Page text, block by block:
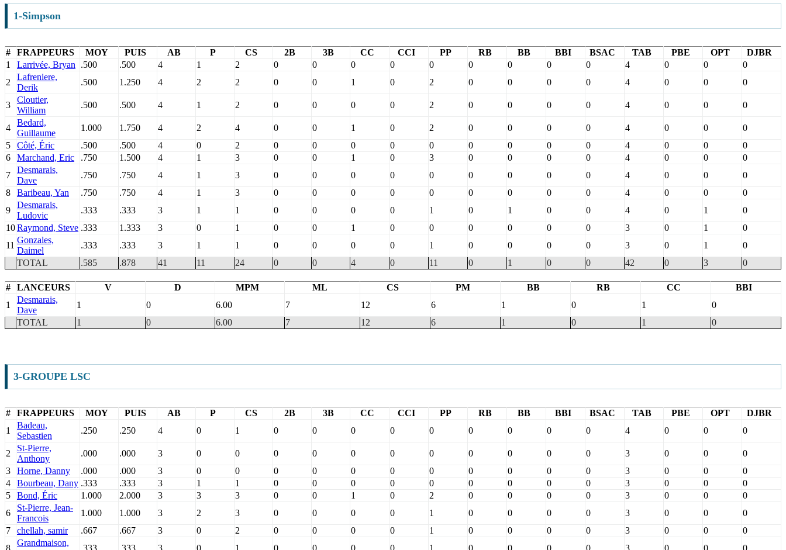
1-Simpson
# FRAPPEURS MOY PUIS AB P CS 2B 3B CC CCI PP RB BB BBI BSAC TAB PBE OPT
DJBR
1
Larrivée, Bryan .500 .500 4 1 2 0 0 0 0 0 0 0 0 0 4 0 0
0
2
Lafreniere,
Derik
.500 1.250 4 2 2 0 0 1 0 2 0 0 0 0 4 0 0 0
3
Cloutier,
William
.500 .500 4 1 2 0 0 0 0 2 0 0 0 0 4 0 0 0
4
Bedard,
Guillaume
1.000 1.750 4 2 4 0 0 1 0 2 0 0 0 0 4 0 0
0
5
Côté, Éric .500 .500 4 0 2 0 0 0 0 0 0 0 0 0 4 0 0
0
6
Marchand, Eric .750 1.500 4 1 3 0 0 1 0 3 0 0 0 0 4 0 0
0
7
Desmarais,
Dave
.750 .750 4 1 3 0 0 0 0 0 0 0 0 0 4 0 0
0
8
Baribeau, Yan .750 .750 4 1 3 0 0 0 0 0 0 0 0 0 4 0 0
0
9
Desmarais,
Ludovic
.333 .333 3 1 1 0 0 0 0 1 0 1 0 0 4 0 1
0
10Raymond, Steve .333 1.333 3 0 1 0 0 1 0 0 0 0 0 0 3 0 1
0
11
Gonzales,
Daimel
.333 .333 3 1 1 0 0 0 0 1 0 0 0 0 3 0 1
0
TOTAL
.585 .878 41 11 24 0 0 4 0 11 0 1 0 0 42 0 3 0
# LANCEURS V D MPM ML CS PM BB RB CC
BBI
1
Desmarais,
Dave
1 0 6.00 7 12 6 1 0 1
0
TOTAL
1 0 6.00 7 12 6 1 0 1 0
3-GROUPE LSC
# FRAPPEURS MOY PUIS AB P CS 2B 3B CC CCI PP RB BB BBI BSAC TAB PBE OPT
DJBR
1
Badeau,
Sebastien
.250 .250 4 0 1 0 0 0 0 0 0 0 0 0 4 0 0 0
2
St-Pierre,
Anthony
.000 .000 3 0 0 0 0 0 0 0 0 0 0 0 3 0 0
0
3
Horne, Danny .000 .000 3 0 0 0 0 0 0 0 0 0 0 0 3 0 0
0
4
Bourbeau, Dany .333 .333 3 1 1 0 0 0 0 0 0 0 0 0 3 0 0
0
5
Bond, Éric 1.000 2.000 3 3 3 0 0 1 0 2 0 0 0 0 3 0 0
0
6
St-Pierre, Jean-
Francois
1.000 1.000 3 2 3 0 0 0 0 1 0 0 0 0 3 0 0
0
7
chellah, samir .667 .667 3 0 2 0 0 0 0 1 0 0 0 0 3 0 0
0
8
Grandmaison,
.333 .333 3 0 1 0 0 0 0 1 0 0 0 0 3 0 0 0